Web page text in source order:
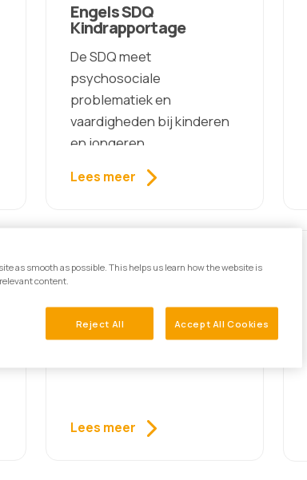
Engels SDQ
Kindrapportage
De SDQ meet
psychosociale
problematiek en
vaardigheden bij kinderen
en jongeren.
Lees meer
FFMQ
De FFMQ meet
mindfulness-vaardigheden
Lees meer
as smooth as possible. This helps us learn how the website is
content.
Reject All Accept All Cookies